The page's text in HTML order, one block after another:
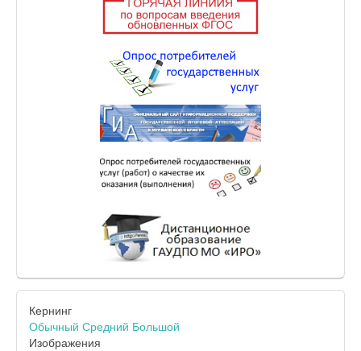
Кернинг
Обычный Средний Большой
Изображения